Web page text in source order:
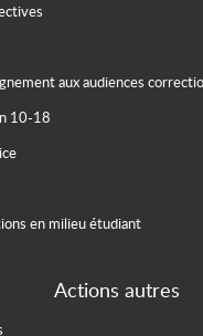
aux audiences
10-18
en milieu étudiant
Actions autres